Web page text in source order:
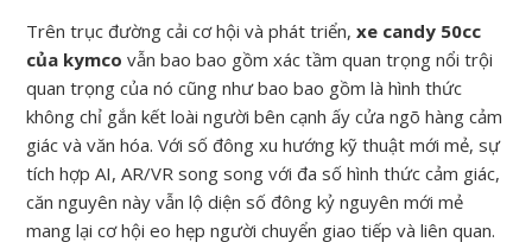
Trên trục đường cải cơ hội và phát triển,xe candy 50cc
của kymco vẫn bao bao gồm xác tầm quan trọng nổi trội
quan trọng của nó cũng như bao bao gồm là hình thức
không chỉ gắn kết loài người bên cạnh ấy cửa ngõ hàng cảm
giác và văn hóa. Với số đông xu hướng kỹ thuật mới mẻ, sự
tích hợp AI, AR/VR song song với đa số hình thức cảm giác,
căn nguyên này vẫn lộ diện số đông kỷ nguyên mới mẻ
mang lại cơ hội eo hẹp người chuyển giao tiếp và liên quan.